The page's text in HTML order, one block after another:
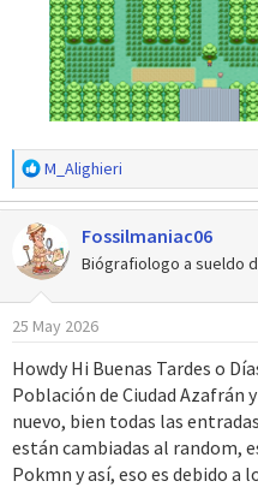
R
e
a
c
c
i
o
n
s
:
M_Alighieri
Fossilmaniac06
Biógrafiologo a sueldo
25 May 2026
Howdy Hi Buenas Tardes o
Población de Ciudad Azafrán
nuevo, bien todas las
están cambiadas al random,
Pokmn y así, eso es debido a